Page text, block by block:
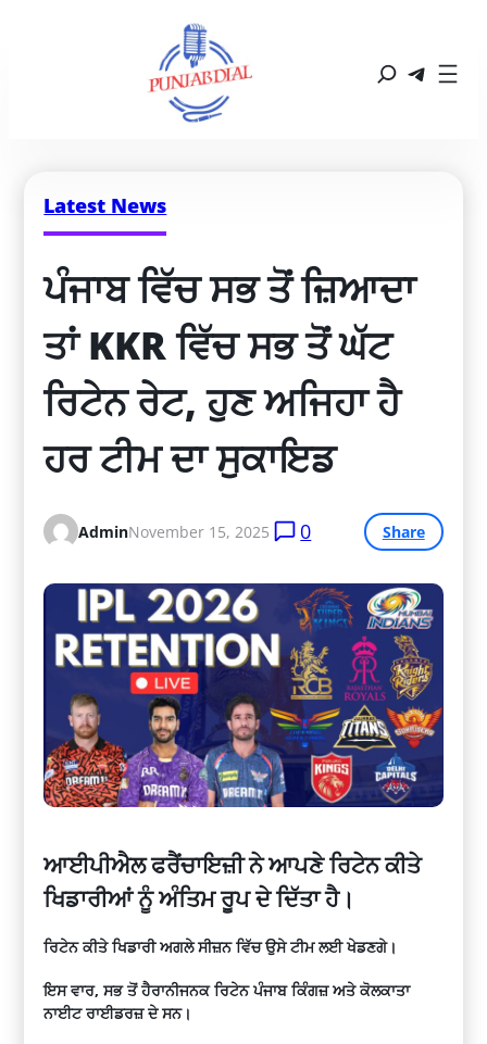
Latest News
ਪੰਜਾਬ ਵਿੱਚ ਸਭ ਤੋਂ ਜ਼ਿਆਦਾ
ਤਾਂ KKR ਵਿੱਚ ਸਭ ਤੋਂ ਘੱਟ
ਰਿਟੇਨ ਰੇਟ, ਹੁਣ ਅਜਿਹਾ ਹੈ
ਹਰ ਟੀਮ ਦਾ ਸੁਕਾਇਡ
AdminNovember 15, 2025 0 Share
ਆਈਪੀਐਲ ਫਰੈਂਚਾਇਜ਼ੀ ਨੇ ਆਪਣੇ ਰਿਟੇਨ ਕੀਤੇ
ਖਿਡਾਰੀਆਂ ਨੂੰ ਅੰਤਿਮ ਰੂਪ ਦੇ ਦਿੱਤਾ ਹੈ।
ਰਿਟੇਨ ਕੀਤੇ ਖਿਡਾਰੀ ਅਗਲੇ ਸੀਜ਼ਨ ਵਿੱਚ ਉਸੇ ਟੀਮ ਲਈ ਖੇਡਣਗੇ।
ਇਸ ਵਾਰ, ਸਭ ਤੋਂ ਹੈਰਾਨੀਜਨਕ ਰਿਟੇਨ ਪੰਜਾਬ ਕਿੰਗਜ਼ ਅਤੇ ਕੋਲਕਾਤਾ
ਨਾਈਟ ਰਾਈਡਰਜ਼ ਦੇ ਸਨ।